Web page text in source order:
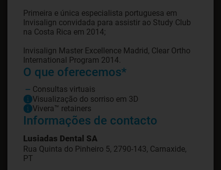
Primeira e única especialista portuguesa em
Invisalign convidada para assistir ao Study Club
na Costa Rica em 2014;
Invisalign Master Excellence Madrid, Clear Ortho
International Program 2014.
O que oferecemos*
Consultas virtuais
Visualização do sorriso em 3D
Vivera™ retainers
Informações de contacto
Lusiadas Dental SA
Rua Quinta do Pinheiro 5, 2790-143, Carnaxide,
PT